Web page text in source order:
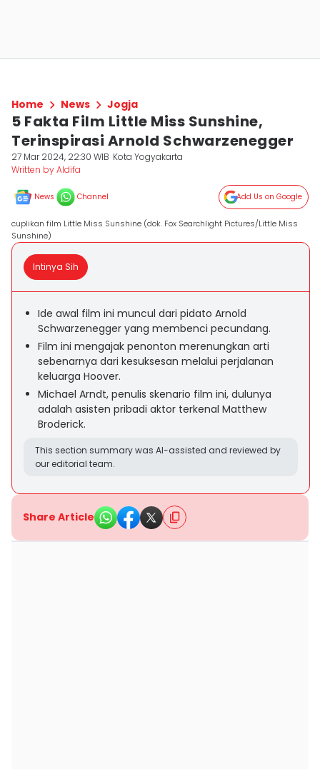
Home News Jogja
5 Fakta Film Little Miss Sunshine,
Terinspirasi Arnold Schwarzenegger
27 Mar 2024, 22:30 WIB Kota Yogyakarta
Written by Aldifa
News Channel Add Us on Google
cuplikan film Little Miss Sunshine (dok. Fox Searchlight Pictures/Little Miss
Sunshine)
Intinya Sih
Ide awal film ini muncul dari pidato Arnold
Schwarzenegger yang membenci pecundang.
Film ini mengajak penonton merenungkan arti
sebenarnya dari kesuksesan melalui perjalanan
keluarga Hoover.
Michael Arndt, penulis skenario film ini, dulunya
adalah asisten pribadi aktor terkenal Matthew
Broderick.
This section summary was AI-assisted and reviewed by
our editorial team.
Share Article